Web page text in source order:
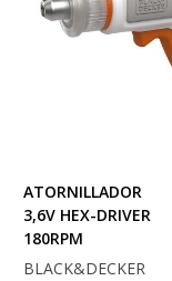
ATORNILLADOR
3,6V HEX-DRIVER
180RPM
BLACK&DECKER